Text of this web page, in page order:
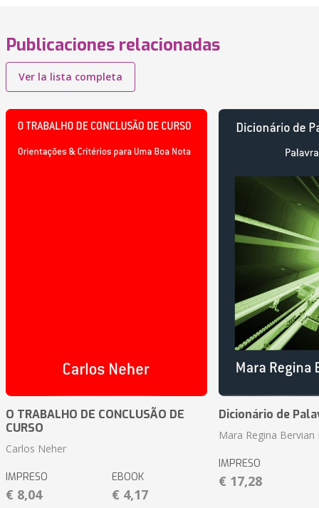
Publicaciones relacionadas
Ver la lista completa
O TRABALHO DE CONCLUSÃO DE
CURSO
Carlos Neher
IMPRESO
€ 8,04
EBOOK
€ 4,17
Dicionário de
Mara Regina Bervian
IMPRESO
€ 17,28